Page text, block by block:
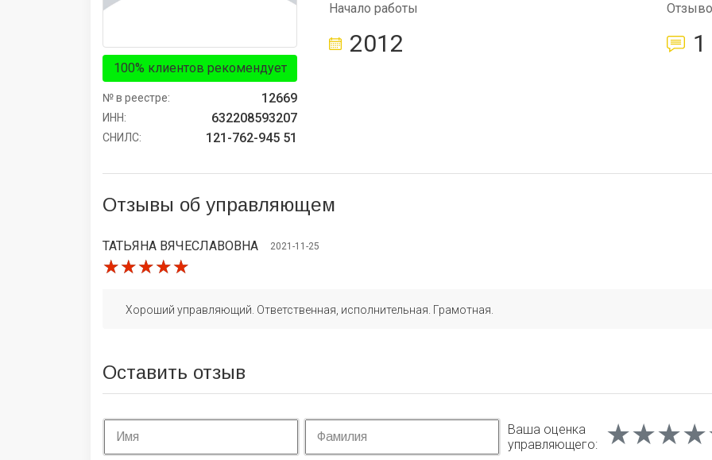
100% клиентов рекомендует
№ в реестре: 12669
ИНН: 632208593207
СНИЛС: 121-762-945 51
Начало работы
2012 1
Отзывы об управляющем
ТАТЬЯНА ВЯЧЕСЛАВОВНА 2021-11-25
★★★★★
★★★★★
★★★★★
Хороший управляющий. Ответственная, исполнительная. Грамотная.
Оставить отзыв
Ваша оценка
управляющего: